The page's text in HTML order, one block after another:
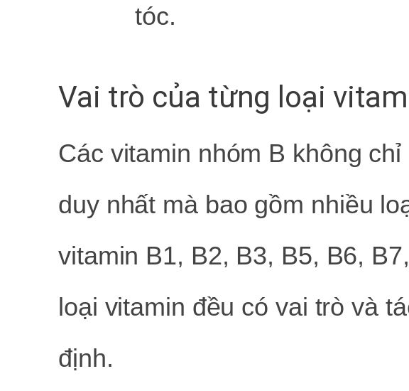
tóc.
Vai trò của từng loại
Các vitamin nhóm B không
duy nhất mà bao gồm nhiều
vitamin B1, B2, B3, B5, B6,
loại vitamin đều có vai trò và
định.